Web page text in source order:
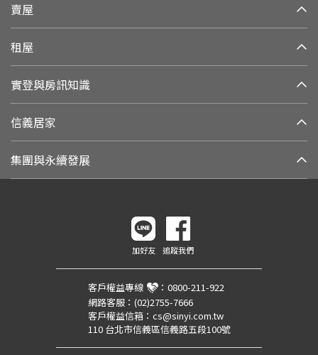
賣屋
租屋
實登與房訊知識
信義居家
集團與永續發展
加好友 追蹤我們
客戶權益專線 ： 0800-211-922
網路客服： (02)2755-7666
客戶權益信箱： cs@sinyi.com.tw
110 台北市信義區信義路五段100號